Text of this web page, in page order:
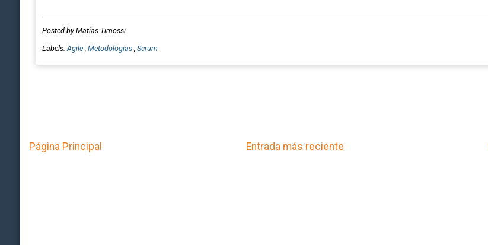
Posted by Matías Timossi
Labels: Agile Metodologias Scrum
Entrada más reciente
Página Principal